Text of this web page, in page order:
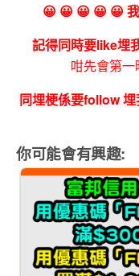
😀 😀 😀 😀 😀
記得同時要like埋
咁先會第一
同埋梗係要follow 埋
你可能會有興趣: